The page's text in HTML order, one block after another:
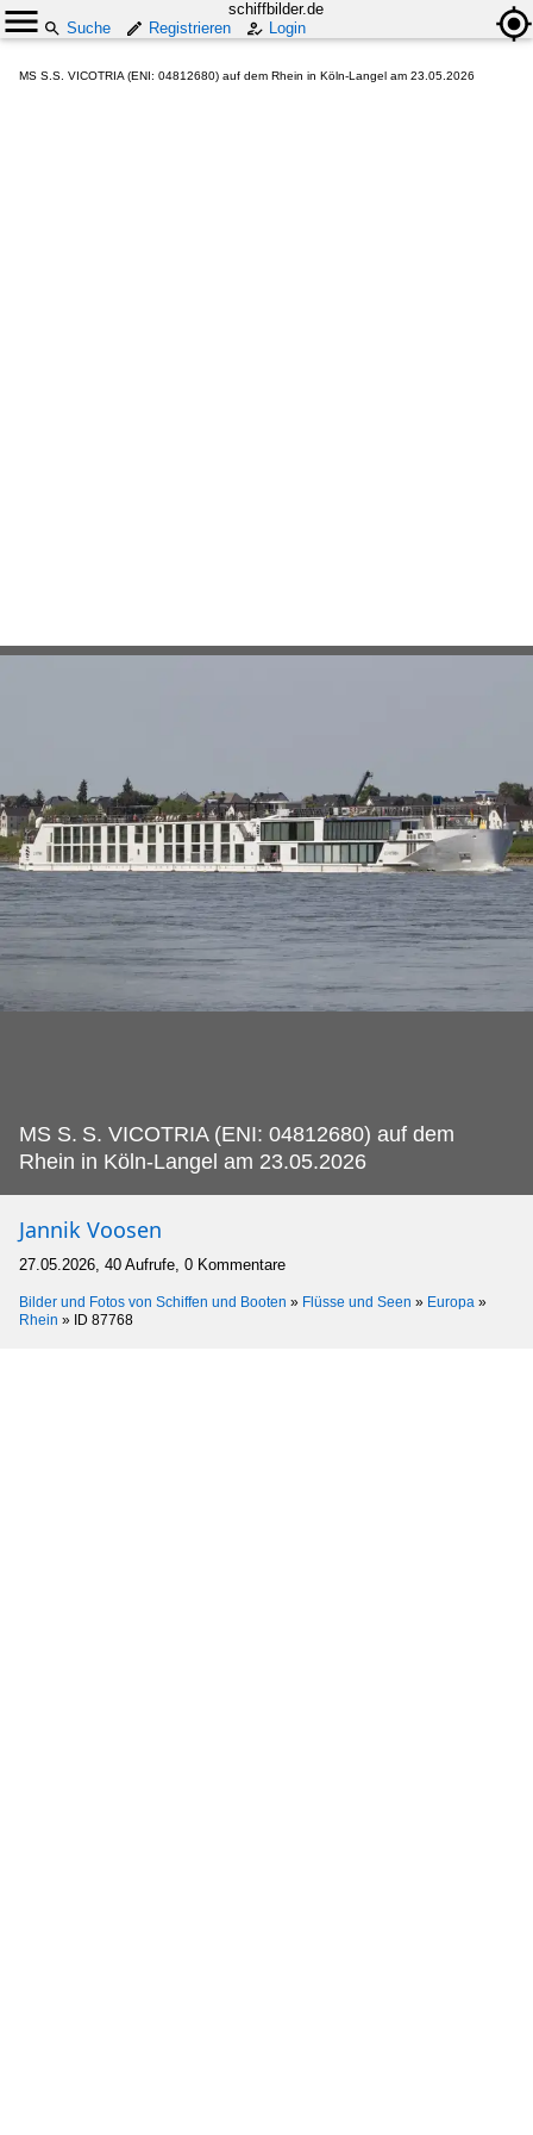
schiffbilder.de
Suche
Registrieren Login
MS S.S. VICOTRIA (ENI: 04812680) auf dem Rhein in Köln-Langel am 23.05.2026
MS S. S. VICOTRIA (ENI: 04812680) auf dem
Rhein in Köln-Langel am 23.05.2026
Jannik Voosen
27.05.2026, 40 Aufrufe, 0 Kommentare
Bilder und Fotos von Schiffen und Booten » Flüsse und Seen » Europa »
Rhein » ID 87768